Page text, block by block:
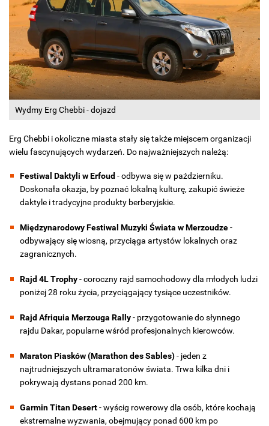
Wydmy Erg Chebbi - dojazd
Erg Chebbi i okoliczne miasta stały się także miejscem organizacji
wielu fascynujących wydarzeń. Do najważniejszych należą:
Festiwal Daktyli w Erfoud- odbywa się w październiku.
Doskonała okazja, by poznać lokalną kulturę, zakupić świeże
daktyle i tradycyjne produkty berberyjskie.
Międzynarodowy Festiwal Muzyki Świata w Merzoudze-
odbywający się wiosną, przyciąga artystów lokalnych oraz
zagranicznych.
Rajd 4L Trophy- coroczny rajd samochodowy dla młodych ludzi
poniżej 28 roku życia, przyciągający tysiące uczestników.
Rajd Afriquia Merzouga Rally- przygotowanie do słynnego
rajdu Dakar, popularne wśród profesjonalnych kierowców.
Maraton Piasków (Marathon des Sables)- jeden z
najtrudniejszych ultramaratonów świata. Trwa kilka dni i
pokrywają dystans ponad 200 km.
Garmin Titan Desert- wyścig rowerowy dla osób, które kochają
ekstremalne wyzwania, obejmujący ponad 600 km po